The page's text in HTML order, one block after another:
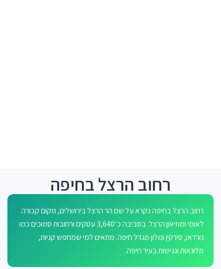
רחוב הרצל בחיפה
רחוב הרצל בחיפה נקרא על שם הר הרצל בירושלים, מקום קבורה
לאומי ומוזיאון הרצל. בסביבה כ־3,640 עסקים ורחובות סמוכים כמו
נורדאו, סירקין ומלון מגדל חיפה. מתאים למי שמחפש קניות,
מלונאות ונגישות בעיר חיפה.